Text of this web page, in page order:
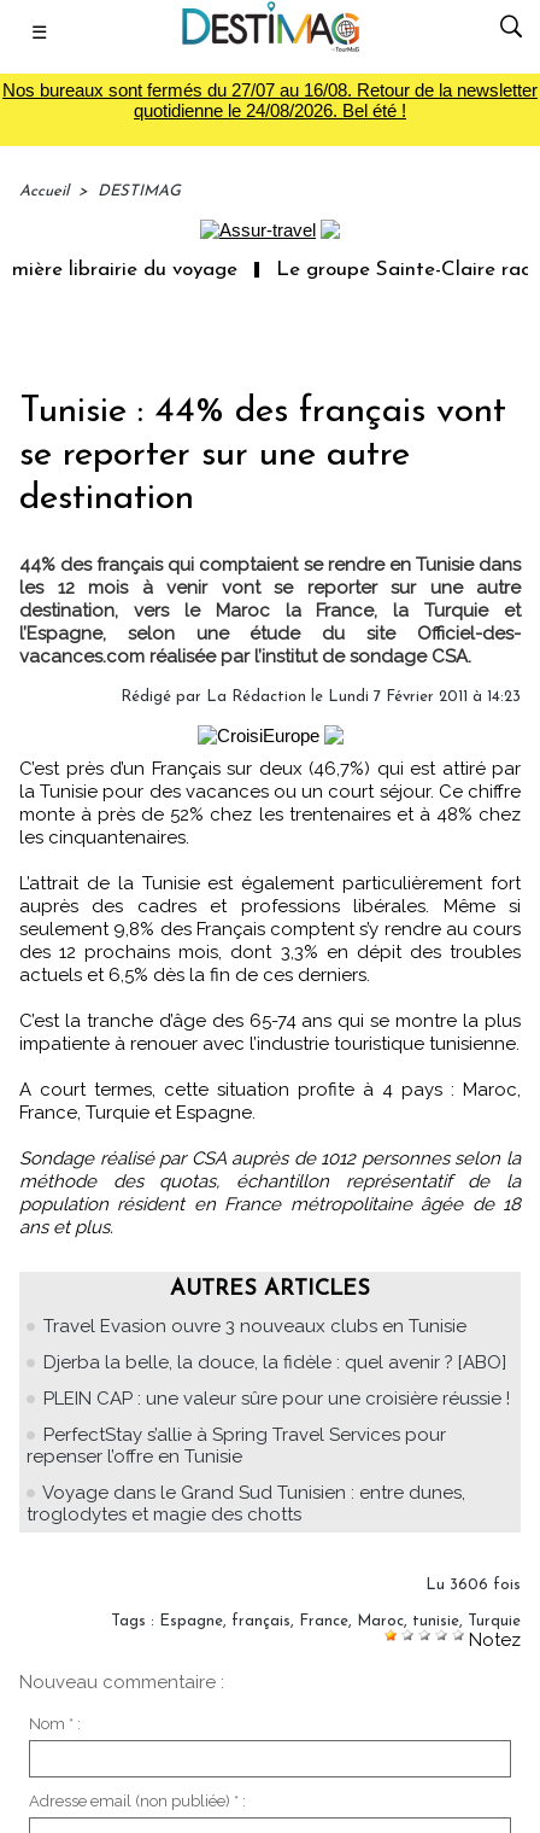
☰
Nos bureaux sont fermés du 27/07 au 16/08. Retour de la newsletter
quotidienne le 24/08/2026. Bel été !
Accueil > DESTIMAG
librairie du voyage Le groupe Sainte-Claire
Tunisie : 44% des français vont
se reporter sur une autre
destination
44% des français qui comptaient se rendre en Tunisie dans
les 12 mois à venir vont se reporter sur une autre
destination, vers le Maroc la France, la Turquie et
l’Espagne, selon une étude du site Officiel-des-
vacances.com réalisée par l’institut de sondage CSA.
Rédigé par La Rédaction le Lundi 7 Février 2011 à 14:23
C’est près d’un Français sur deux (46,7%) qui est attiré par
la Tunisie pour des vacances ou un court séjour. Ce chiffre
monte à près de 52% chez les trentenaires et à 48% chez
les cinquantenaires.
L’attrait de la Tunisie est également particulièrement fort
auprès des cadres et professions libérales. Même si
seulement 9,8% des Français comptent s’y rendre au cours
des 12 prochains mois, dont 3,3% en dépit des troubles
actuels et 6,5% dès la fin de ces derniers.
C’est la tranche d’âge des 65-74 ans qui se montre la plus
impatiente à renouer avec l’industrie touristique tunisienne.
A court termes, cette situation profite à 4 pays : Maroc,
France, Turquie et Espagne.
Sondage réalisé par CSA auprès de 1012 personnes selon la
méthode des quotas, échantillon représentatif de la
population résident en France métropolitaine âgée de 18
ans et plus.
AUTRES ARTICLES
Travel Evasion ouvre 3 nouveaux clubs en Tunisie
Djerba la belle, la douce, la fidèle : quel avenir ? [ABO]
PLEIN CAP : une valeur sûre pour une croisière réussie !
PerfectStay s’allie à Spring Travel Services pour
repenser l’offre en Tunisie
Voyage dans le Grand Sud Tunisien : entre dunes,
troglodytes et magie des chotts
Lu 3606 fois
Tags : Espagne français France Maroc tunisie Turquie
Notez
Nouveau commentaire :
Nom * :
Adresse email (non publiée) * :